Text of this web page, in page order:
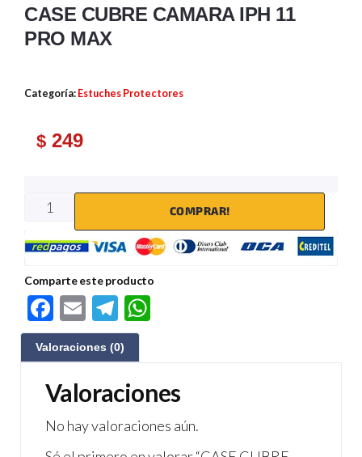
CASE CUBRE CAMARA IPH 11
PRO MAX
Categoría: Estuches Protectores
$ 249
COMPRAR!
Comparte este producto
F
ac
e
b
o
o
E
m
ail
Te
le
gr
a
m
s
A
p
Valoraciones (0)
Valoraciones
No hay valoraciones aún.